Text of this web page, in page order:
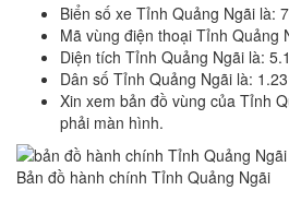
Biển số xe Tỉnh Quảng Ngãi là:
Mã vùng điện thoại Tỉnh Quảng
Diện tích Tỉnh Quảng Ngãi là:
Dân số Tỉnh Quảng Ngãi là:
Xin xem bản đồ vùng của Tỉnh
phải màn hình.
Bản đồ hành chính Tỉnh Quảng Ngãi